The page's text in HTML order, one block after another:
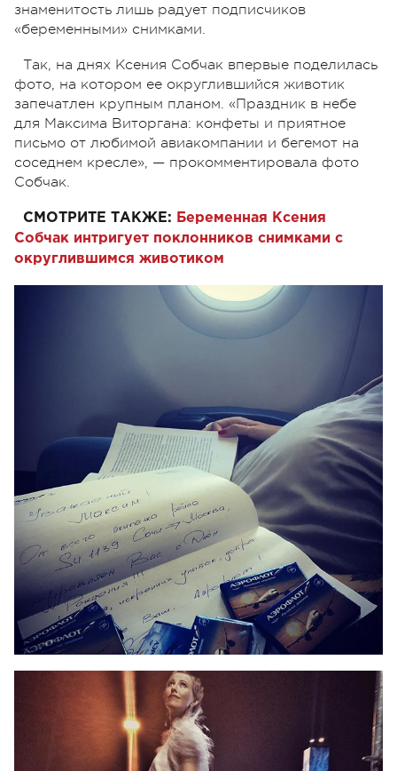
знаменитость лишь радует подписчиков
«беременными» снимками.
Так, на днях Ксения Собчак впервые поделилась
фото, на котором ее округлившийся животик
запечатлен крупным планом. «Праздник в небе
для Максима Виторгана: конфеты и приятное
письмо от любимой авиакомпании и бегемот на
соседнем кресле», — прокомментировала фото
Собчак.
СМОТРИТЕ ТАКЖЕ: Беременная Ксения
Собчак интригует поклонников снимками с
округлившимся животиком